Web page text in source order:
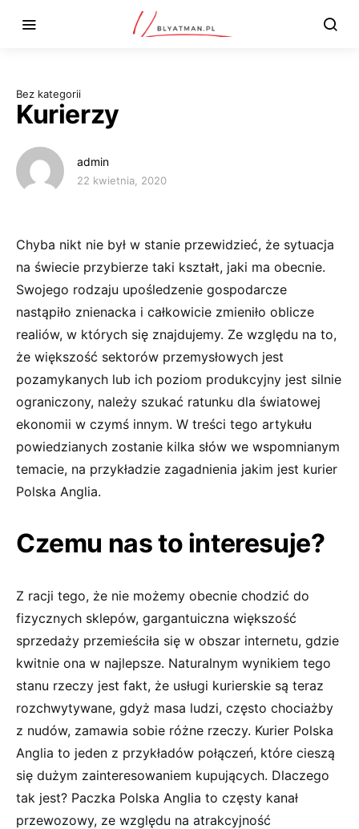
Bez kategorii
Kurierzy
admin
22 kwietnia, 2020
Chyba nikt nie był w stanie przewidzieć, że sytuacja
na świecie przybierze taki kształt, jaki ma obecnie.
Swojego rodzaju upośledzenie gospodarcze
nastąpiło znienacka i całkowicie zmieniło oblicze
realiów, w których się znajdujemy. Ze względu na to,
że większość sektorów przemysłowych jest
pozamykanych lub ich poziom produkcyjny jest silnie
ograniczony, należy szukać ratunku dla światowej
ekonomii w czymś innym. W treści tego artykułu
powiedzianych zostanie kilka słów we wspomnianym
temacie, na przykładzie zagadnienia jakim jest kurier
Polska Anglia.
Czemu nas to interesuje?
Z racji tego, że nie możemy obecnie chodzić do
fizycznych sklepów, gargantuiczna większość
sprzedaży przemieściła się w obszar internetu, gdzie
kwitnie ona w najlepsze. Naturalnym wynikiem tego
stanu rzeczy jest fakt, że usługi kurierskie są teraz
rozchwytywane, gdyż masa ludzi, często chociażby
z nudów, zamawia sobie różne rzeczy. Kurier Polska
Anglia to jeden z przykładów połączeń, które cieszą
się dużym zainteresowaniem kupujących. Dlaczego
tak jest? Paczka Polska Anglia to częsty kanał
przewozowy, ze względu na atrakcyjność